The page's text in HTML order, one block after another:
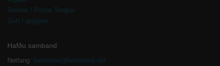
Greinar / Pistlar Tenglar
Gott í gogginn
Hafðu samband
Netfang: beinvernd@beinvernd.net